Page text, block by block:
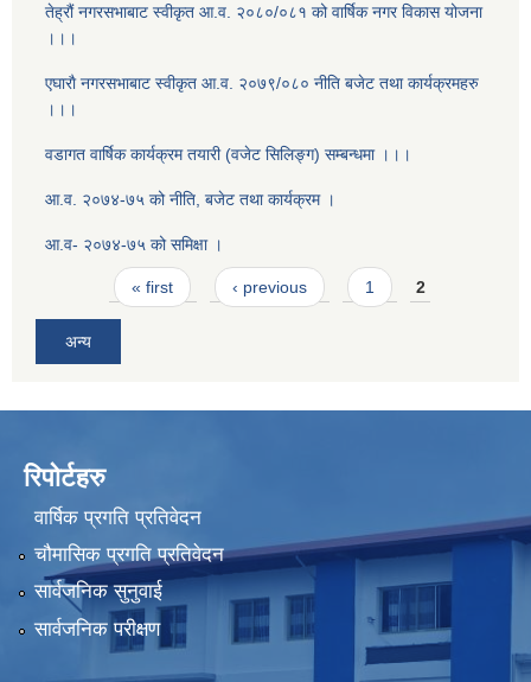
तेह्रौं नगरसभाबाट स्वीकृत आ‍.व. २०८०/०८१ को वार्षिक नगर विकास योजना
।।।
एघाराै नगरसभाबाट स्वीकृत आ‍.व. २०७९/०८० नीति बजेट तथा कार्यक्रमहरु
।।।
वडागत वार्षिक कार्यक्रम तयारी (वजेट सिलिङ्ग) सम्बन्धमा ।।।
आ.व. २०७४-७५ को नीति, बजेट तथा कार्यक्रम ।
आ.व- २०७४-७५ को समिक्षा ।
Pages« first ‹ previous 1 2
अन्य
रिपोर्टहरु
वार्षिक प्रगति प्रतिवेदन
चौमासिक प्रगति प्रतिवेदन
सार्वजनिक सुनुवाई
सार्वजनिक परीक्षण